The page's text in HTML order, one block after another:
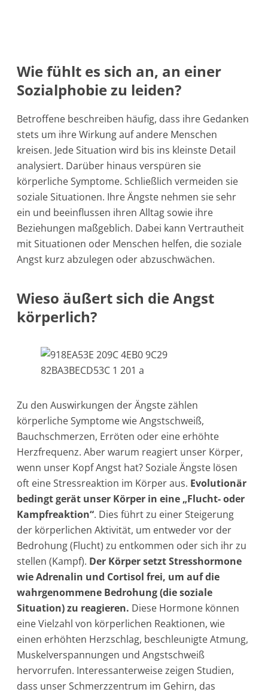
Wie fühlt es sich an, an einer
Sozialphobie zu leiden?
Betroffene beschreiben häufig, dass ihre Gedanken
stets um ihre Wirkung auf andere Menschen
kreisen. Jede Situation wird bis ins kleinste Detail
analysiert. Darüber hinaus verspüren sie
körperliche Symptome. Schließlich vermeiden sie
soziale Situationen. Ihre Ängste nehmen sie sehr
ein und beeinflussen ihren Alltag sowie ihre
Beziehungen maßgeblich. Dabei kann Vertrautheit
mit Situationen oder Menschen helfen, die soziale
Angst kurz abzulegen oder abzuschwächen.
Wieso äußert sich die Angst
körperlich?
Zu den Auswirkungen der Ängste zählen
körperliche Symptome wie Angstschweiß,
Bauchschmerzen, Erröten oder eine erhöhte
Herzfrequenz. Aber warum reagiert unser Körper,
wenn unser Kopf Angst hat? Soziale Ängste lösen
oft eine Stressreaktion im Körper aus. Evolutionär
bedingt gerät unser Körper in eine „Flucht- oder
Kampfreaktion“. Dies führt zu einer Steigerung
der körperlichen Aktivität, um entweder vor der
Bedrohung (Flucht) zu entkommen oder sich ihr zu
stellen (Kampf). Der Körper setzt Stresshormone
wie Adrenalin und Cortisol frei, um auf die
wahrgenommene Bedrohung (die soziale
Situation) zu reagieren. Diese Hormone können
eine Vielzahl von körperlichen Reaktionen, wie
einen erhöhten Herzschlag, beschleunigte Atmung,
Muskelverspannungen und Angstschweiß
hervorrufen. Interessanterweise zeigen Studien,
dass unser Schmerzzentrum im Gehirn, das